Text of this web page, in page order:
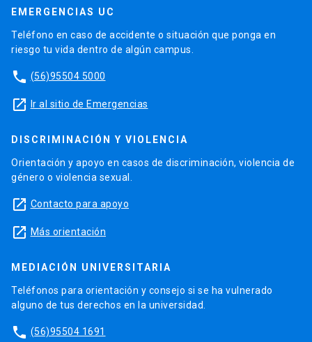
EMERGENCIAS UC
Teléfono en caso de accidente o situación que ponga en
riesgo tu vida dentro de algún campus.
phone (56)95504 5000
launch Ir al sitio de Emergencias
DISCRIMINACIÓN Y VIOLENCIA
Orientación y apoyo en casos de discriminación, violencia de
género o violencia sexual.
launch Contacto para apoyo
launch Más orientación
MEDIACIÓN UNIVERSITARIA
Teléfonos para orientación y consejo si se ha vulnerado
alguno de tus derechos en la universidad.
phone (56)95504 1691